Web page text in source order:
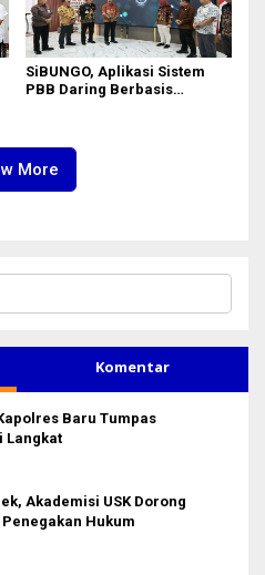
SiBUNGO, Aplikasi Sistem
PBB Daring Berbasis
More
Komentar
Baru Tumpas
Langkat
Akademisi USK Dorong
Hukum